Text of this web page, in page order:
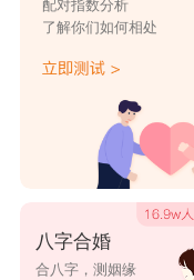
配对指数分析
了解你们如何相处
八字合婚
合八字，测姻缘